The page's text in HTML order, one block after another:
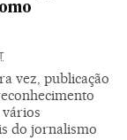
vez, publicação
do jornalismo